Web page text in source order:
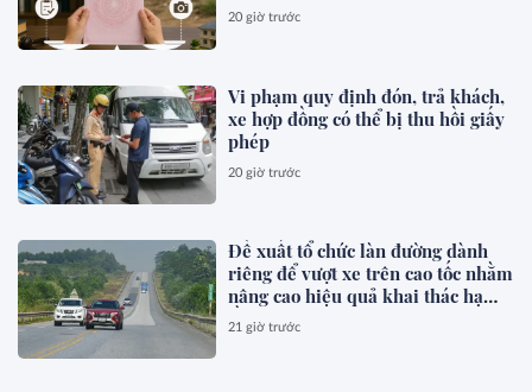
20 giờ trước
Vi phạm quy định đón, trả khách,
xe hợp đồng có thể bị thu hồi giấy
phép
20 giờ trước
Đề xuất tổ chức làn đường dành
riêng để vượt xe trên cao tốc nhằm
nâng cao hiệu quả khai thác hạ
tầng, giảm xung đột giao thông,
phòng ngừa tai nạn
21 giờ trước